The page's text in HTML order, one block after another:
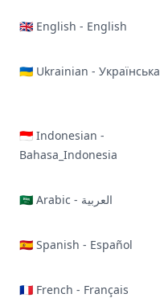
🇬🇧 English - English
🇺🇦 Ukrainian - Українська
🇮🇩 Indonesian -
Bahasa_Indonesia
🇸🇦 Arabic - العربية
🇪🇸 Spanish - Español
🇫🇷 French - Français